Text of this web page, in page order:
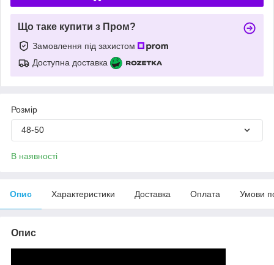
Що таке купити з Пром?
Замовлення під захистом
Доступна доставка
Розмір
48-50
В наявності
Опис Характеристики Доставка Оплата Умови
Опис